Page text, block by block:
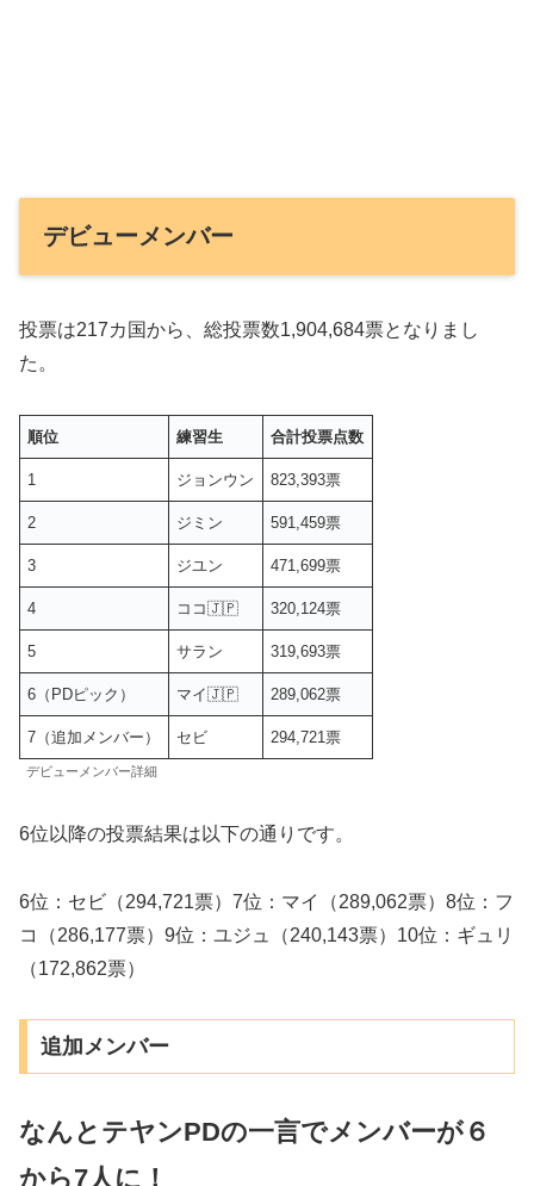
デビューメンバー
投票は217カ国から、総投票数1,904,684票となりまし
た。
順位 練習生 合計投票点数
1 ジョンウン 823,393票
2 ジミン 591,459票
3 ジユン 471,699票
4 ココ🇯🇵 320,124票
5 サラン 319,693票
6（PDピック） マイ🇯🇵 289,062票
7（追加メンバー） セビ 294,721票
デビューメンバー詳細
6位以降の投票結果は以下の通りです。
6位：セビ（294,721票）7位：マイ（289,062票）8位：フ
コ（286,177票）9位：ユジュ（240,143票）10位：ギュリ
（172,862票）
追加メンバー
なんとテヤンPDの一言でメンバーが６
から7人に！